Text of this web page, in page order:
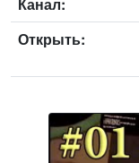
Канал:
Открыть: